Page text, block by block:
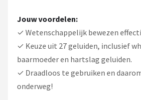
Jouw voordelen:
✓ Wetenschappelijk bewezen
✓ Keuze uit 27 geluiden, inclusief
baarmoeder en hartslag geluiden.
✓ Draadloos te gebruiken en
onderweg!